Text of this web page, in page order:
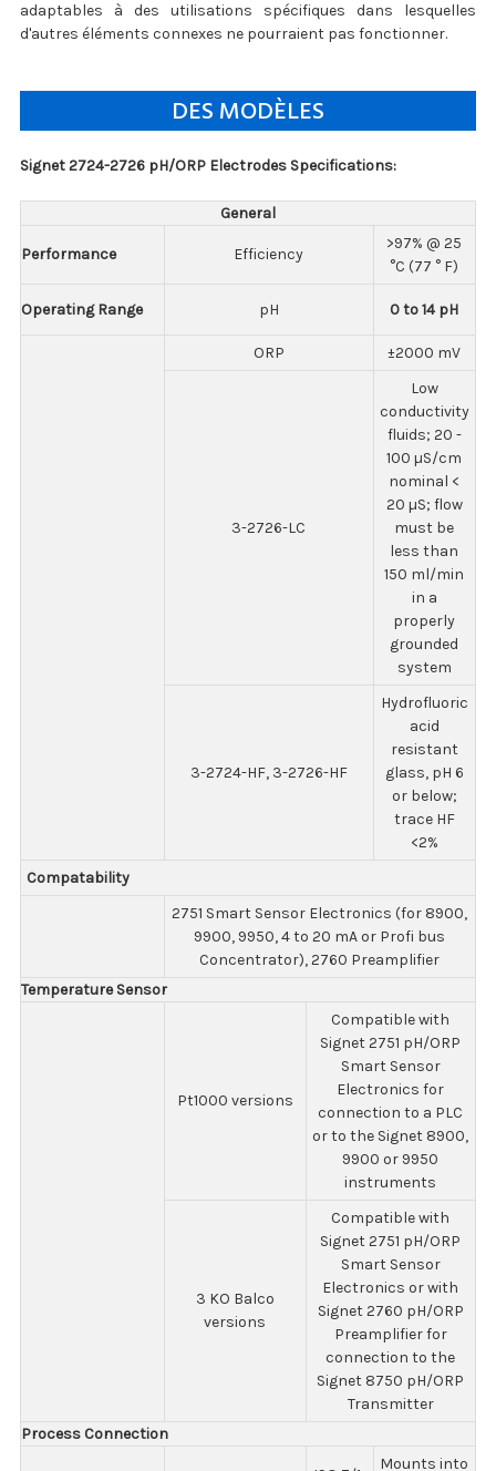
adaptables à des utilisations spécifiques dans lesquelles
d'autres éléments connexes ne pourraient pas fonctionner.
DES MODÈLES
Signet 2724-2726 pH/ORP Electrodes Specifications:
General
Performance Efficiency
>97% @ 25
°C (77 ° F)
Operating Range pH 0 to 14 pH
ORP ±2000 mV
3-2726-LC
Low
conductivity
fluids; 20 -
100 µS/cm
nominal <
20 µS; flow
must be
less than
150 ml/min
in a
properly
grounded
system
3-2724-HF, 3-2726-HF
Hydrofluoric
acid
resistant
glass, pH 6
or below;
trace HF
<2%
Compatability
2751 Smart Sensor Electronics (for 8900,
9900, 9950, 4 to 20 mA or Profi bus
Concentrator), 2760 Preamplifier
Temperature Sensor
Pt1000 versions
Compatible with
Signet 2751 pH/ORP
Smart Sensor
Electronics for
connection to a PLC
or to the Signet 8900,
9900 or 9950
instruments
3 KO Balco
versions
Compatible with
Signet 2751 pH/ORP
Smart Sensor
Electronics or with
Signet 2760 pH/ORP
Preamplifier for
connection to the
Signet 8750 pH/ORP
Transmitter
Process Connection
Mounts into